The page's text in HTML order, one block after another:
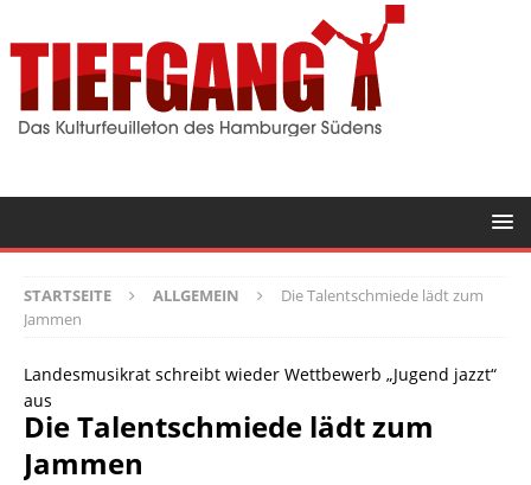
STARTSEITE ALLGEMEIN
Die Talentschmiede lädt zum
Jammen
Landesmusikrat schreibt wieder Wettbewerb „Jugend jazzt“
aus
Die Talentschmiede lädt zum
Jammen